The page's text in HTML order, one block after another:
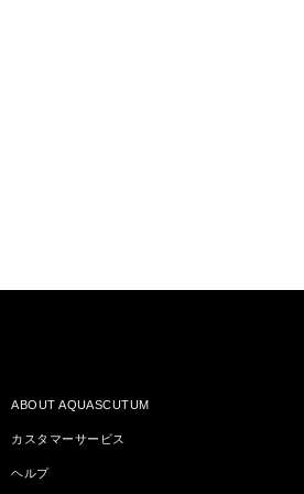
ABOUT AQUASCUTUM
カスタマーサービス
ヘルプ